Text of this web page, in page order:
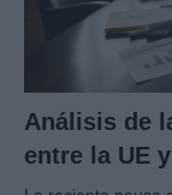
Análisis de
entre la UE